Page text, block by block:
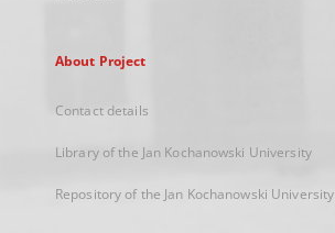
About Project
Contact details
Library of the Jan Kochanowski University
Repository of the Jan Kochanowski University